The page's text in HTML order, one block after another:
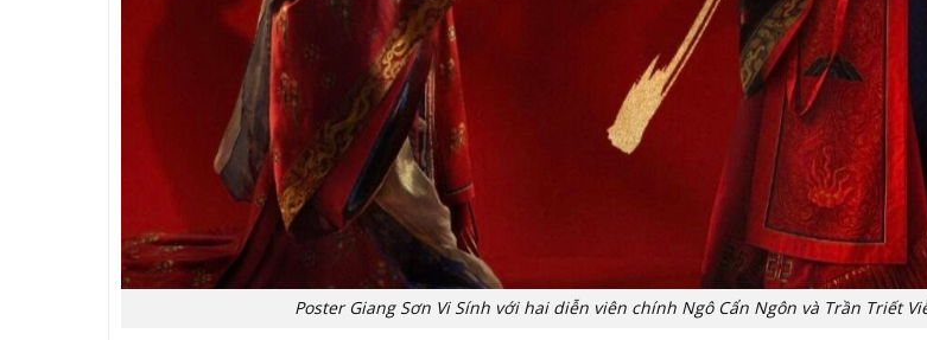
Poster Giang Sơn Vi Sính với hai diễn viên chính Ngô Cẩn Ngôn và Trần Triết